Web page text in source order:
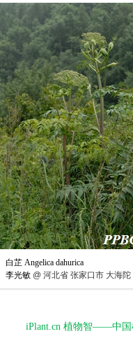
白芷 Angelica dahurica
李光敏 @ 河北省 张家口市 大海陀
iPlant.cn 植物智——中国